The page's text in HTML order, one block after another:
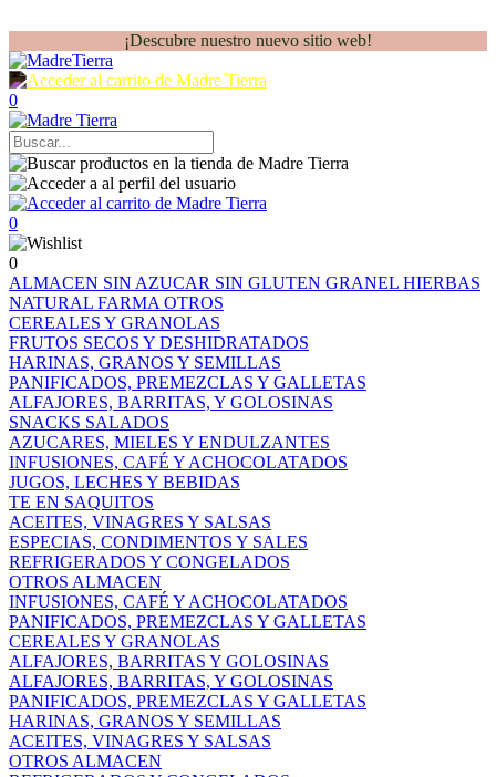
¡Descubre nuestro nuevo sitio web!
0
0
0
ALMACEN SIN AZUCAR SIN GLUTEN GRANEL HIERBAS
NATURAL FARMA OTROS
CEREALES Y GRANOLAS
FRUTOS SECOS Y DESHIDRATADOS
HARINAS, GRANOS Y SEMILLAS
PANIFICADOS, PREMEZCLAS Y GALLETAS
ALFAJORES, BARRITAS, Y GOLOSINAS
SNACKS SALADOS
AZUCARES, MIELES Y ENDULZANTES
INFUSIONES, CAFÉ Y ACHOCOLATADOS
JUGOS, LECHES Y BEBIDAS
TE EN SAQUITOS
ACEITES, VINAGRES Y SALSAS
ESPECIAS, CONDIMENTOS Y SALES
REFRIGERADOS Y CONGELADOS
OTROS ALMACEN
INFUSIONES, CAFÉ Y ACHOCOLATADOS
PANIFICADOS, PREMEZCLAS Y GALLETAS
CEREALES Y GRANOLAS
ALFAJORES, BARRITAS Y GOLOSINAS
ALFAJORES, BARRITAS, Y GOLOSINAS
PANIFICADOS, PREMEZCLAS Y GALLETAS
HARINAS, GRANOS Y SEMILLAS
ACEITES, VINAGRES Y SALSAS
OTROS ALMACEN